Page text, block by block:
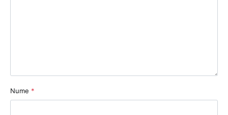
Nume *